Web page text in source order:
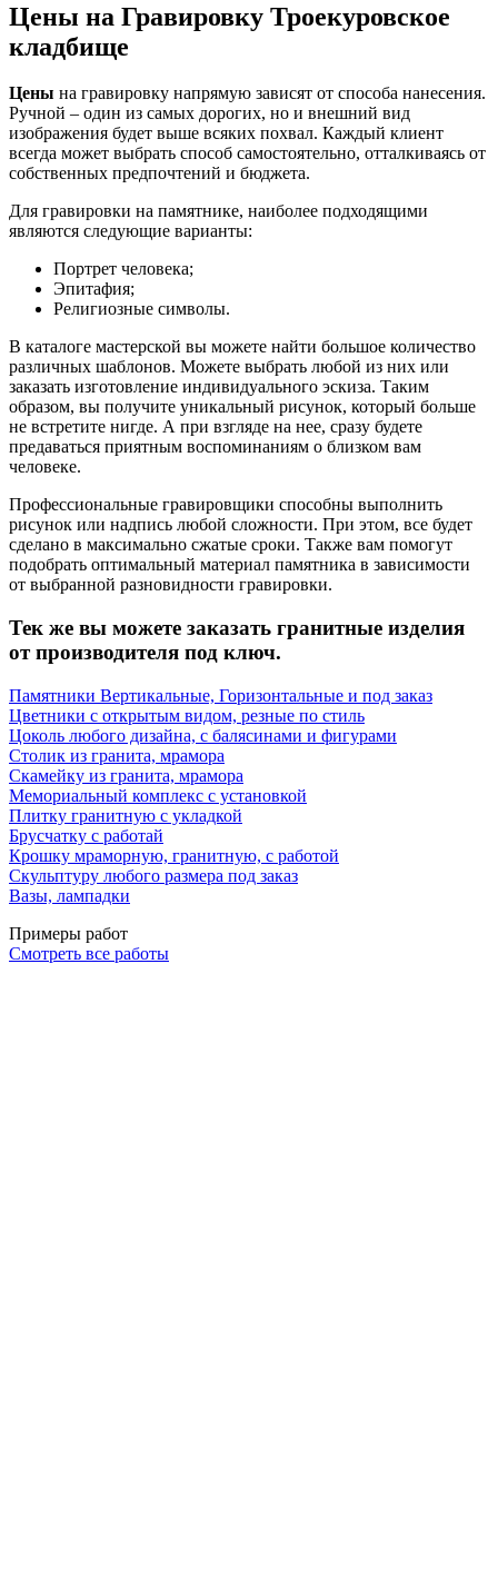
Цены на Гравировку Троекуровское
кладбище
Цены на гравировку напрямую зависят от способа нанесения.
Ручной – один из самых дорогих, но и внешний вид
изображения будет выше всяких похвал. Каждый клиент
всегда может выбрать способ самостоятельно, отталкиваясь от
собственных предпочтений и бюджета.
Для гравировки на памятнике, наиболее подходящими
являются следующие варианты:
Портрет человека;
Эпитафия;
Религиозные символы.
В каталоге мастерской вы можете найти большое количество
различных шаблонов. Можете выбрать любой из них или
заказать изготовление индивидуального эскиза. Таким
образом, вы получите уникальный рисунок, который больше
не встретите нигде. А при взгляде на нее, сразу будете
предаваться приятным воспоминаниям о близком вам
человеке.
Профессиональные гравировщики способны выполнить
рисунок или надпись любой сложности. При этом, все будет
сделано в максимально сжатые сроки. Также вам помогут
подобрать оптимальный материал памятника в зависимости
от выбранной разновидности гравировки.
Тек же вы можете заказать гранитные изделия
от производителя под ключ.
Памятники Вертикальные, Горизонтальные и под заказ
Цветники с открытым видом, резные по стиль
Цоколь любого дизайна, с балясинами и фигурами
Столик из гранита, мрамора
Скамейку из гранита, мрамора
Мемориальный комплекс с установкой
Плитку гранитную с укладкой
Брусчатку с работай
Крошку мраморную, гранитную, с работой
Скульптуру любого размера под заказ
Вазы, лампадки
Примеры работ
Смотреть все работы